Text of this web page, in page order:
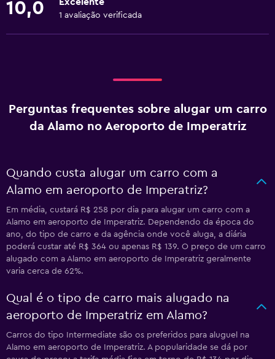
10,0 1 avaliação verificada
Perguntas frequentes sobre alugar um carro
da Alamo no Aeroporto de Imperatriz
Quando custa alugar um carro com a
Alamo em aeroporto de Imperatriz?
Em média, custará R$ 258 por dia para alugar um carro com a
Alamo em aeroporto de Imperatriz. Dependendo da época do
ano, do tipo de carro e da agência onde você aluga, a diária
poderá custar até R$ 364 ou apenas R$ 139. O preço de um carro
alugado com a Alamo em aeroporto de Imperatriz geralmente
varia cerca de 62%.
Qual é o tipo de carro mais alugado na
aeroporto de Imperatriz em Alamo?
Carros do tipo Intermediate são os preferidos para aluguel na
Alamo em aeroporto de Imperatriz. A popularidade se dá por